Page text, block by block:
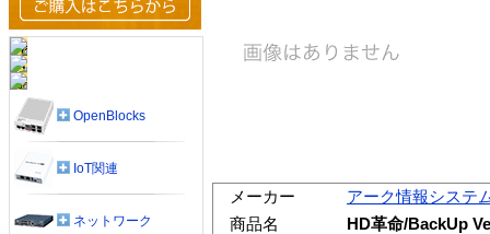
メーカー
アーク情報システ
商品名
HD革命/BackUp
OpenBlocks
IoT関連
ネットワーク